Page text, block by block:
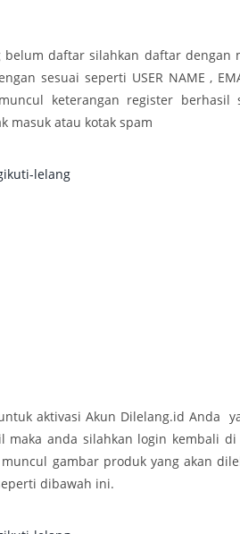
belum daftar silahkan daftar
sesuai seperti USER NAME ,
keterangan register
masuk atau kotak spam
aktivasi Akun Dilelang.id Anda
maka anda silahkan login kembali
gambar produk yang akan
dibawah ini.